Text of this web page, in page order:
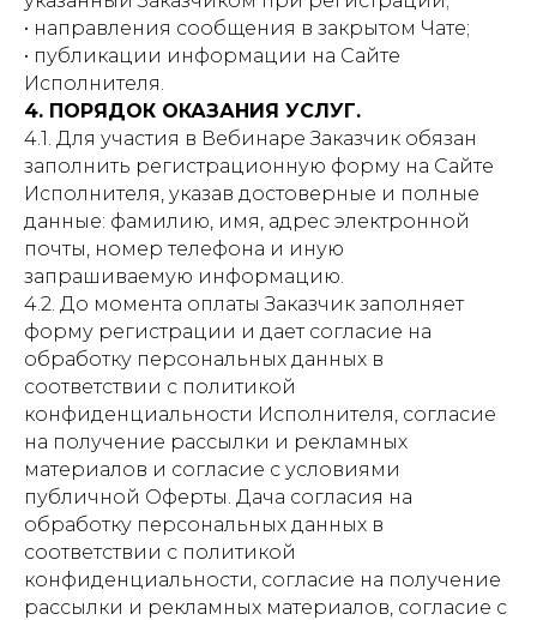
• направления сообщения в закрытом Чате;
• публикации информации на Сайте
Исполнителя.
4. ПОРЯДОК ОКАЗАНИЯ УСЛУГ.
4.1. Для участия в Вебинаре Заказчик обязан
заполнить регистрационную форму на Сайте
Исполнителя, указав достоверные и полные
данные: фамилию, имя, адрес электронной
почты, номер телефона и иную
запрашиваемую информацию.
4.2. До момента оплаты Заказчик заполняет
форму регистрации и дает согласие на
обработку персональных данных в
соответствии с политикой
конфиденциальности Исполнителя, согласие
на получение рассылки и рекламных
материалов и согласие с условиями
публичной Оферты. Дача согласия на
обработку персональных данных в
соответствии с политикой
конфиденциальности, согласие на получение
рассылки и рекламных материалов, согласие с